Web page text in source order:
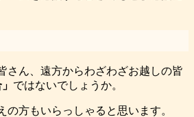
さん、遠方からわざわざお越しの皆
ではないでしょうか。
方もいらっしゃると思います。